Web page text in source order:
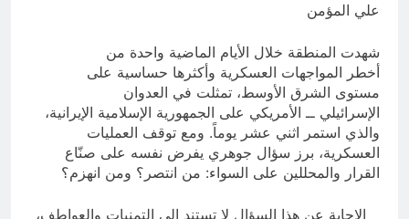
علي المؤمن
شهدت المنطقة خلال الأيام الماضية واحدة من
أخطر المواجهات العسكرية وأكثرها حساسية على
مستوى الشرق الأوسط، تمثلت في العدوان
الإسرائيلي ــ الأمريكي على الجمهورية الإسلامية الإيرانية،
والذي استمر اثني عشر يوماً. ومع توقف العمليات
العسكرية، برز سؤال جوهري يفرض نفسه على صنّاع
القرار والمحللين على السواء: من انتصر؟ ومن انهزم؟
الإجابة عن هذا السؤال لا تستند إلى التمنيات والعواطف،